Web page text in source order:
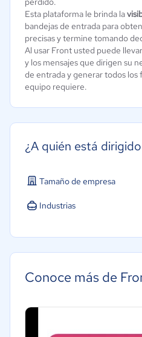
Esta plataforma le brinda la
bandejas de entrada para
precisas y termine tomando
Al usar Front usted puede
y los mensajes que dirigen su
de entrada y generar todos los
equipo requiere.
¿A quién está
Tamaño de empresa
Industrias
Conoce más de